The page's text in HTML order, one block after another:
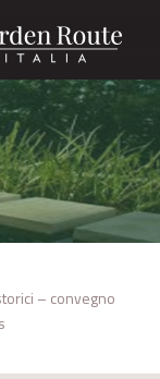
– convegno